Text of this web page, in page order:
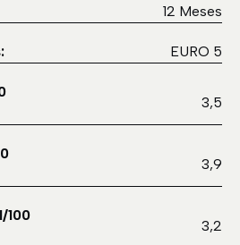
12 Meses
EURO 5
3,5
3,9
100
3,2